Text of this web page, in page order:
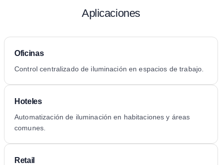
Aplicaciones
Oficinas
Control centralizado de iluminación en espacios de trabajo.
Hoteles
Automatización de iluminación en habitaciones y áreas
comunes.
Retail